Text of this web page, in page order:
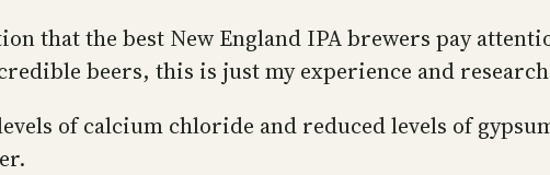
that the best New England IPA brewers pay
beers, this is just my experience and
of calcium chloride and reduced levels of